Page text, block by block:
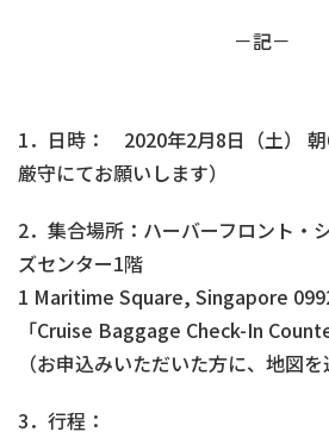
－記－
1．日時： 2020年2月8日（土）
厳守にてお願いします）
2．集合場所：ハーバーフロント
ズセンター1階
1 Maritime Square, Singapore
「Cruise Baggage Check-In
（お申込みいただいた方に、地図を
3．行程：